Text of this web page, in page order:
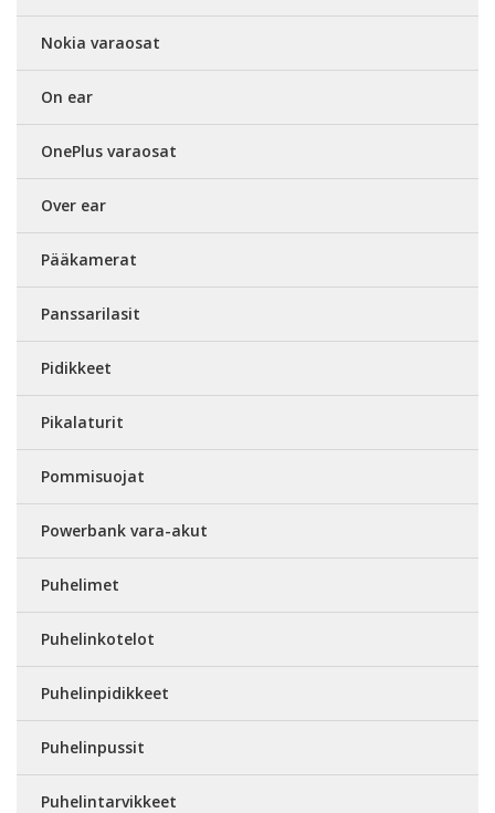
Nokia varaosat
On ear
OnePlus varaosat
Over ear
Pääkamerat
Panssarilasit
Pidikkeet
Pikalaturit
Pommisuojat
Powerbank vara-akut
Puhelimet
Puhelinkotelot
Puhelinpidikkeet
Puhelinpussit
Puhelintarvikkeet